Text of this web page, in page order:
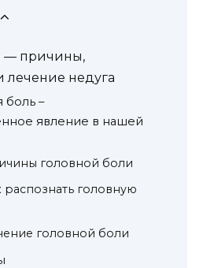
— причины,
лечение недуга
боль –
явление в нашей
головной боли
распознать головную
головной боли